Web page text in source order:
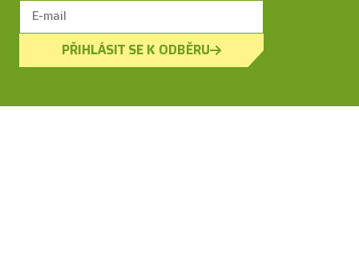
PŘIHLÁSIT SE K ODBĚRU